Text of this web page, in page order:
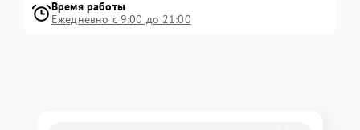
Время работы
Ежедневно с 9:00 до 21:00